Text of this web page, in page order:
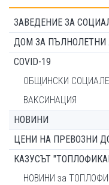
ЗАВЕДЕНИЕ ЗА
ДОМ ЗА ПЪЛНОЛЕТНИ
COVID-19
ОБЩИНСКИ
ВАКСИНАЦИЯ
НОВИНИ
ЦЕНИ НА ПРЕВОЗНИ
КАЗУСЪТ
НОВИНИ за